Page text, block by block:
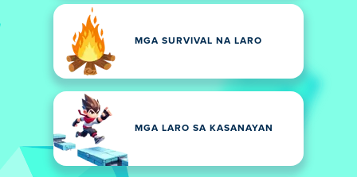
MGA SURVIVAL NA LARO
MGA LARO SA KASANAYAN